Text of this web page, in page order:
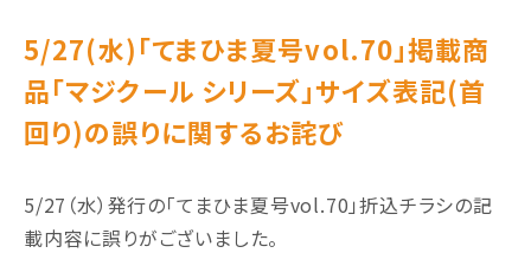
5/27(水)｢てまひま夏号vol.70」掲載商
品「マジクール シリーズ」サイズ表記(首
回り)の誤りに関するお詫び
5/27（水）発行の「てまひま夏号vol.70」折込チラシの記
載内容に誤りがございました。